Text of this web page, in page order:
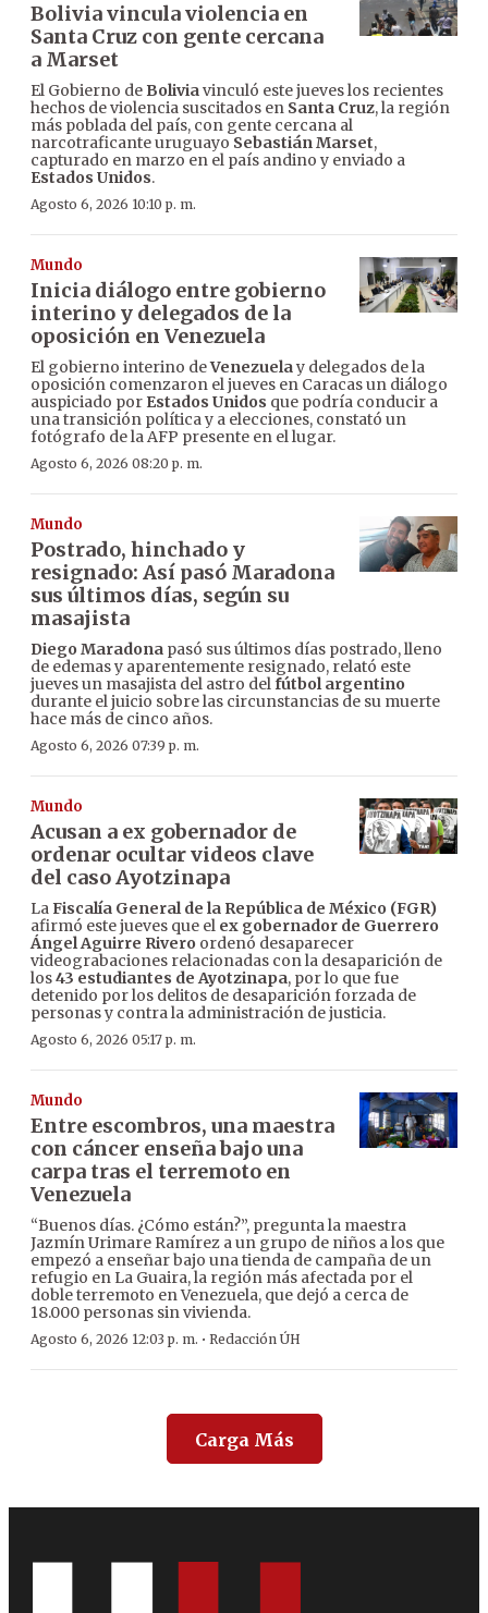
Bolivia vincula violencia en
Santa Cruz con gente cercana
a Marset
El Gobierno de Boliviavinculó este jueves los recientes
hechos de violencia suscitados en Santa Cruz, la región
más poblada del país, con gente cercana al
narcotraficante uruguayo Sebastián Marset,
capturado en marzo en el país andino y enviado a
Estados Unidos.
Agosto 6, 2026 10:10 p. m.
Mundo
Inicia diálogo entre gobierno
interino y delegados de la
oposición en Venezuela
El gobierno interino deVenezuelay delegados de la
oposición comenzaron el jueves en Caracas un diálogo
auspiciado por Estados Unidos que podría conducir a
una transición política y a elecciones, constató un
fotógrafo de la AFP presente en el lugar.
Agosto 6, 2026 08:20 p. m.
Mundo
Postrado, hinchado y
resignado: Así pasó Maradona
sus últimos días, según su
masajista
Diego Maradona pasó sus últimos días postrado, lleno
de edemas y aparentemente resignado, relató este
jueves un masajista del astro delfútbol argentino
durante el juicio sobre las circunstancias de su muerte
hace más de cinco años.
Agosto 6, 2026 07:39 p. m.
Mundo
Acusan a ex gobernador de
ordenar ocultar videos clave
del caso Ayotzinapa
LaFiscalía General de la República de México (FGR)
afirmó este jueves que el ex gobernador de Guerrero
Ángel Aguirre Rivero ordenó desaparecer
videograbaciones relacionadas con la desaparición de
los43 estudiantes de Ayotzinapa, por lo que fue
detenido por los delitos de desaparición forzada de
personas y contra la administración de justicia.
Agosto 6, 2026 05:17 p. m.
Mundo
Entre escombros, una maestra
con cáncer enseña bajo una
carpa tras el terremoto en
Venezuela
“Buenos días. ¿Cómo están?”, pregunta la maestra
Jazmín Urimare Ramírez a un grupo de niños a los que
empezó a enseñar bajo una tienda de campaña de un
refugio en La Guaira, la región más afectada por el
doble terremoto en Venezuela, que dejó a cerca de
18.000 personas sin vivienda.
Agosto 6, 2026 12:03 p. m. · Redacción ÚH
Carga Más